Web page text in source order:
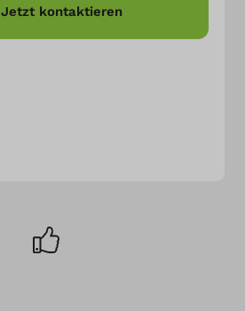
Jetzt kontaktieren